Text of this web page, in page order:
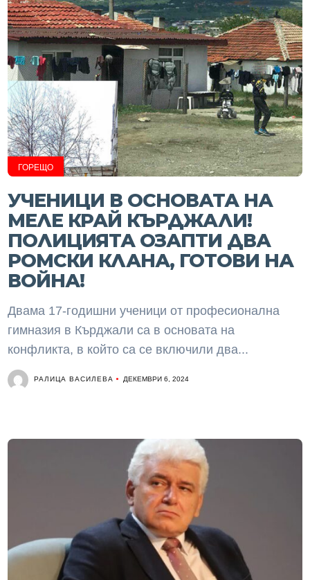
ГОРЕЩО
УЧЕНИЦИ В ОСНОВАТА НА
МЕЛЕ КРАЙ КЪРДЖАЛИ!
ПОЛИЦИЯТА ОЗАПТИ ДВА
РОМСКИ КЛАНА, ГОТОВИ НА
ВОЙНА!
Двама 17-годишни ученици от професионална
гимназия в Кърджали са в основата на
конфликта, в който са се включили два...
РАЛИЦА ВАСИЛЕВА ДЕКЕМВРИ 6, 2024